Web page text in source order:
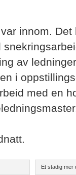
innom.
av
i
med en
Et stadig mer